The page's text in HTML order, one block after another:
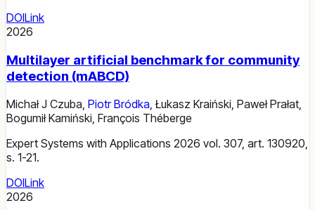
DOILink
2026
Multilayer artificial benchmark for community
detection (mABCD)
Michał J Czuba, Piotr Bródka, Łukasz Kraiński, Paweł Prałat,
Bogumił Kamiński, François Théberge
Expert Systems with Applications 2026 vol. 307, art. 130920,
s. 1-21.
DOILink
2026